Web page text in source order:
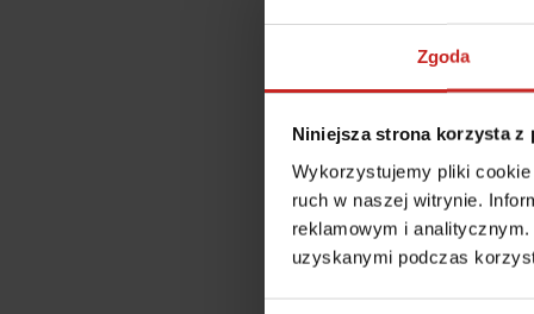
Zgoda
Niniejsza strona korzysta z
Wykorzystujemy pliki
ruch w naszej witrynie.
reklamowym i
uzyskanymi podczas